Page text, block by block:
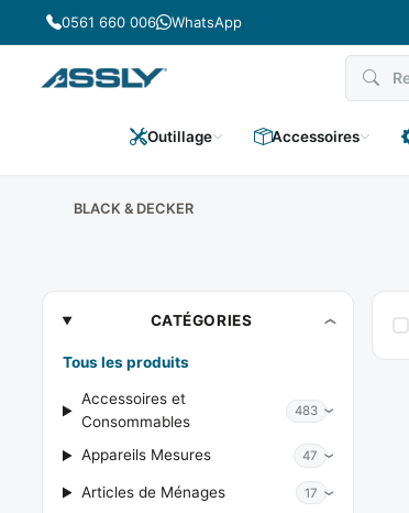
Passer
au
contenu
0561 660 006 WhatsApp
Outillage Accessoires
BLACK & DECKER
BLACK
DECKER
CATÉGORIES
Tous les produits
Accessoires et
Consommables
483
Appareils Mesures 47
Articles de Ménages 17